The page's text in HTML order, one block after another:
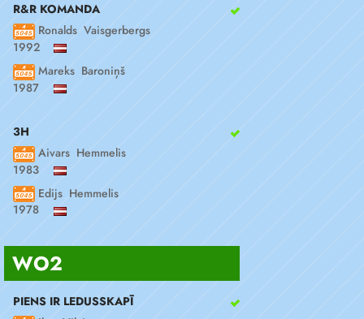
R&R KOMANDA
Ronalds Vaisgerbergs
1992
Mareks Baroniņš
1987
3H
Aivars Hemmelis
1983
Edijs Hemmelis
1978
WO2
PIENS IR LEDUSSKAPĪ